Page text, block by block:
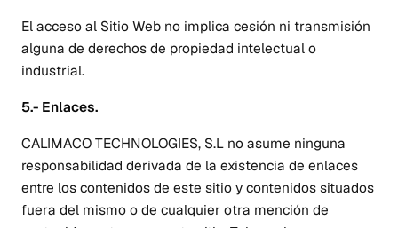
El acceso al Sitio Web no implica cesión ni transmisión
alguna de derechos de propiedad intelectual o
industrial.
5.- Enlaces.
CALIMACO TECHNOLOGIES, S.L no asume ninguna
responsabilidad derivada de la existencia de enlaces
entre los contenidos de este sitio y contenidos situados
fuera del mismo o de cualquier otra mención de